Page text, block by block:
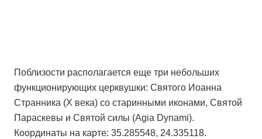
Поблизости располагается еще три небольших
функционирующих церквушки: Святого Иоанна
Странника (Х века) со старинными иконами, Святой
Параскевы и Святой силы (Agia Dynami).
Координаты на карте: 35.285548, 24.335118.